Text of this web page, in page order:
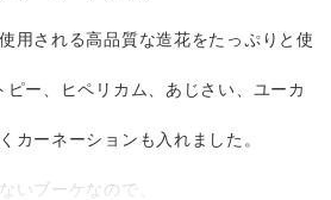
用される高品質な造花をたっぷりと使
ピー、ヒペリカム、あじさい、ユーカ
カーネーションも入れました。
いブーケなので、